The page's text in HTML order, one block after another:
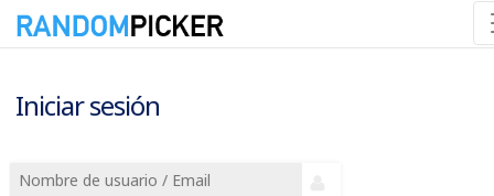
Iniciar sesión